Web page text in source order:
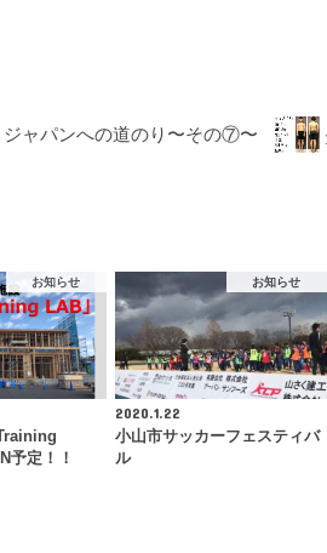
ジャパンへの道のり〜その⑦〜
お知らせ
予定！！
お知らせ
2020.1.22
小山市サッカーフェスティバ
ル